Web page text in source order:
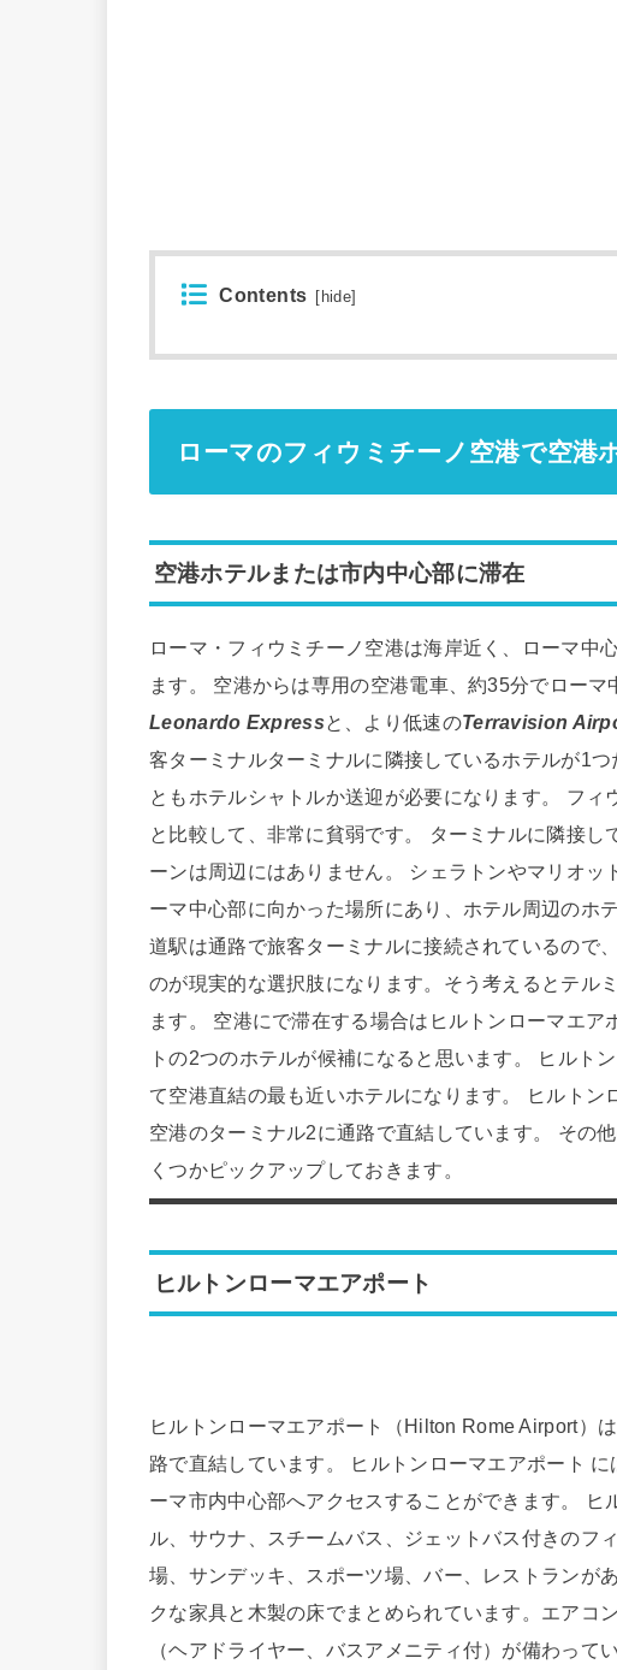
Contents hide
ローマのフィウミチーノ空港で空港
空港ホテルまたは市内中心部に滞在
ローマ・フィウミチーノ空港は海岸近く、ローマ中
ます。 空港からは専用の空港電車、約35分でロー
Leonardo Expressと、より低速のTerravision
客ターミナルターミナルに隣接しているホテルが1
ともホテルシャトルか送迎が必要になります。 フ
と比較して、非常に貧弱です。 ターミナルに隣接
ーンは周辺にはありません。 シェラトンやマリオッ
ーマ中心部に向かった場所にあり、ホテル周辺のホ
道駅は通路で旅客ターミナルに接続されているので
のが現実的な選択肢になります。そう考えるとテル
ます。 空港にで滞在する場合はヒルトンローマエ
トの2つのホテルが候補になると思います。 ヒルト
て空港直結の最も近いホテルになります。 ヒルトン
空港のターミナル2に通路で直結しています。 その
くつかピックアップしておきます。
ヒルトンローマエアポート
ヒルトンローマエアポート（Hilton Rome Airport）
路で直結しています。 ヒルトンローマエアポート
ーマ市内中心部へアクセスすることができます。
ル、サウナ、スチームバス、ジェットバス付きのフ
場、サンデッキ、スポーツ場、バー、レストランが
クな家具と木製の床でまとめられています。エアコ
（ヘアドライヤー、バスアメニティ付）が備わってい